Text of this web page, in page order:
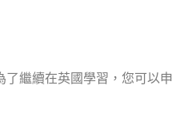
了繼續在英國學習，您可以申